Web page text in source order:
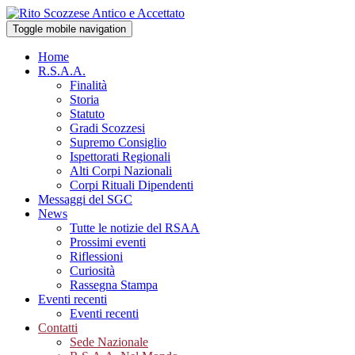
Toggle mobile navigation
Home
R.S.A.A.
Finalità
Storia
Statuto
Gradi Scozzesi
Supremo Consiglio
Ispettorati Regionali
Alti Corpi Nazionali
Corpi Rituali Dipendenti
Messaggi del SGC
News
Tutte le notizie del RSAA
Prossimi eventi
Riflessioni
Curiosità
Rassegna Stampa
Eventi recenti
Eventi recenti
Contatti
Sede Nazionale